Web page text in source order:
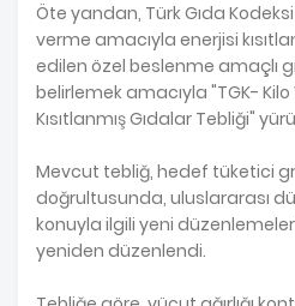
Öte yandan, Türk Gıda
verme amacıyla enerjisi
edilen özel beslenme amaçlı
belirlemek amacıyla "TGK- Kilo
Kısıtlanmış Gıdalar Tebliği"
Mevcut tebliğ, hedef tüketici
doğrultusunda, uluslararası
konuyla ilgili yeni
yeniden düzenlendi.